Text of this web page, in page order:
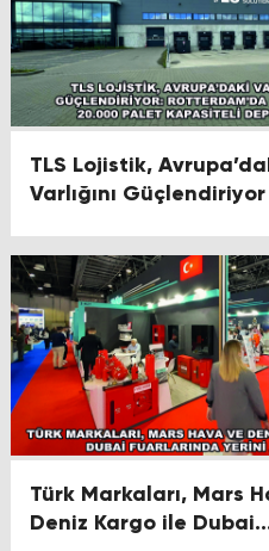
TLS Lojistik,
Varlığını Güçlendiriyor
Türk Markaları, Mars
Deniz Kargo ile Dubai